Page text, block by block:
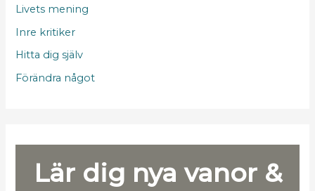
Livets mening
Inre kritiker
Hitta dig själv
Förändra något
Lär dig nya vanor &